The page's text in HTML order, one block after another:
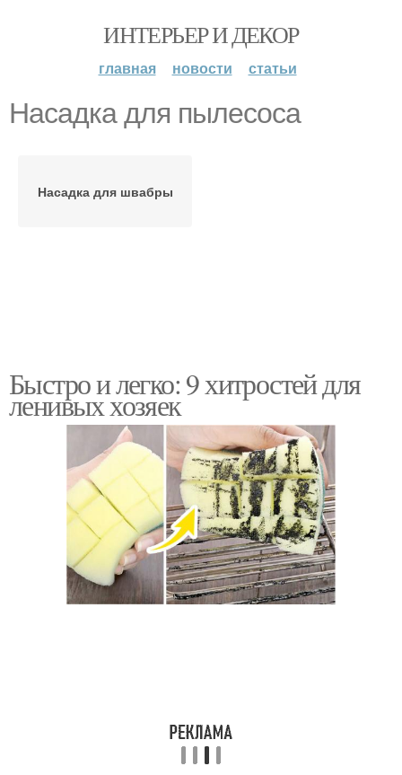
ИНТЕРЬЕР И ДЕКОР
главная новости статьи
Насадка для пылесоса
Насадка для швабры
Быстро и легко: 9 хитростей для
ленивых хозяек